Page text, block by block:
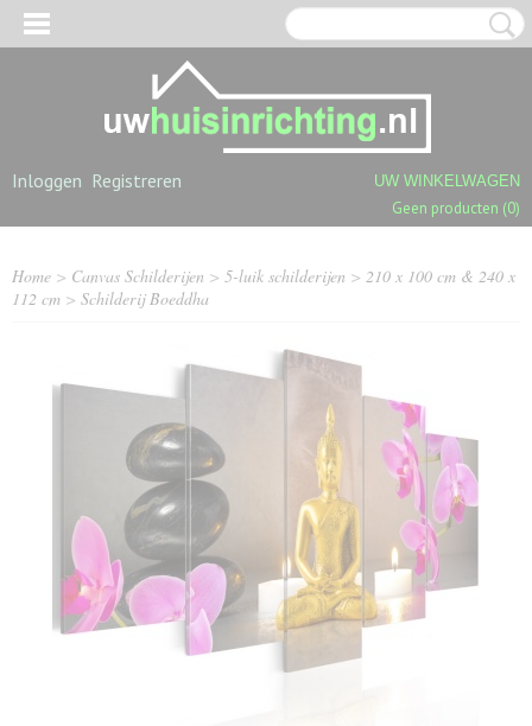
Inloggen Registreren UW WINKELWAGEN
Geen producten (0)
Home > Canvas Schilderijen > 5-luik schilderijen > 210 x 100 cm & 240 x
112 cm > Schilderij Boeddha
SHAGGY TAPIJTEN